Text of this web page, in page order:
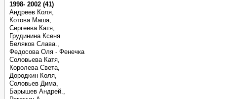
1998- 2002 (41)
Андреев Коля,
Котова Маша,
Сергеева Катя,
Грудинина Ксеня
Беляков Слава.,
Федосова Оля - Фенечка
Соловьева Катя,
Королева Света,
Дородкин Коля,
Соловьев Дима,
Барышев Андрей.,